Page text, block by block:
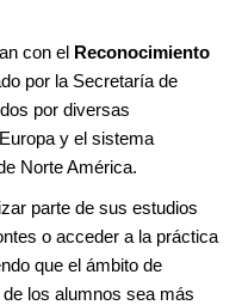
con el Reconocimiento
por la Secretaría de
por diversas
y el sistema
Norte América.
parte de sus estudios
o acceder a la práctica
que el ámbito de
los alumnos sea más